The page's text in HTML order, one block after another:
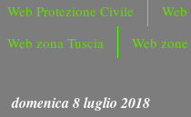
Web Protezione Civile
Web zona Tuscia
Web
domenica 8 luglio 2018